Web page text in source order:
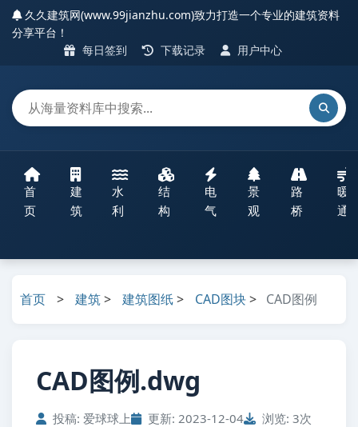
久久建筑网(www.99jianzhu.com)致力打造一个专业的建筑资料
分享平台！
每日签到
下载记录 用户中心
首
页
建
筑
水
利
结
构
电
气
景
观
路
桥
暖
通
首页 > 建筑> 建筑图纸> CAD图块> CAD图例
CAD图例.dwg
投稿: 爱球球上 更新: 2023-12-04 浏览: 3次